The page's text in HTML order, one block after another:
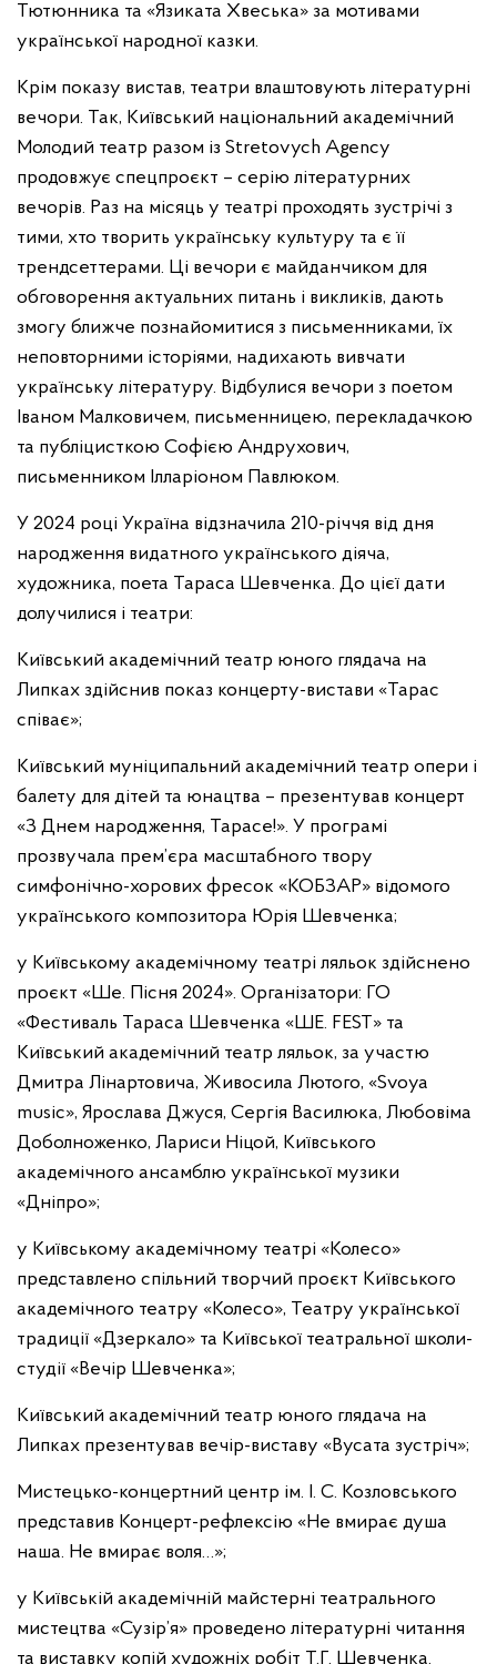
Тютюнника та «Язиката Хвеська» за мотивами
української народної казки.
Крім показу вистав, театри влаштовують літературні
вечори. Так, Київський національний академічний
Молодий театр разом із Stretovych Agency
продовжує спецпроєкт – серію літературних
вечорів. Раз на місяць у театрі проходять зустрічі з
тими, хто творить українську культуру та є її
трендсеттерами. Ці вечори є майданчиком для
обговорення актуальних питань і викликів, дають
змогу ближче познайомитися з письменниками, їх
неповторними історіями, надихають вивчати
українську літературу. Відбулися вечори з поетом
Іваном Малковичем, письменницею, перекладачкою
та публіцисткою Софією Андрухович,
письменником Ілларіоном Павлюком.
У 2024 році Україна відзначила 210-річчя від дня
народження видатного українського діяча,
художника, поета Тараса Шевченка. До цієї дати
долучилися і театри:
Київський академічний театр юного глядача на
Липках здійснив показ концерту-вистави «Тарас
співає»;
Київський муніципальний академічний театр опери і
балету для дітей та юнацтва – презентував концерт
«З Днем народження, Тарасе!». У програмі
прозвучала прем’єра масштабного твору
симфонічно-хорових фресок «КОБЗАР» відомого
українського композитора Юрія Шевченка;
у Київському академічному театрі ляльок здійснено
проєкт «Ше. Пісня 2024». Організатори: ГО
«Фестиваль Тараса Шевченка «ШЕ. FEST» та
Київський академічний театр ляльок, за участю
Дмитра Лінартовича, Живосила Лютого, «Svoya
music», Ярослава Джуся, Сергія Василюка, Любовіма
Доболноженко, Лариси Ніцой, Київського
академічного ансамблю української музики
«Дніпро»;
у Київському академічному театрі «Колесо»
представлено спільний творчий проєкт Київського
академічного театру «Колесо», Театру української
традиції «Дзеркало» та Київської театральної школи-
студії «Вечір Шевченка»;
Київський академічний театр юного глядача на
Липках презентував вечір-виставу «Вусата зустріч»;
Мистецько-концертний центр ім. І. С. Козловського
представив Концерт-рефлексію «Не вмирає душа
наша. Не вмирає воля…»;
у Київській академічній майстерні театрального
мистецтва «Сузір’я» проведено літературні читання
та виставку копій художніх робіт Т.Г. Шевченка.